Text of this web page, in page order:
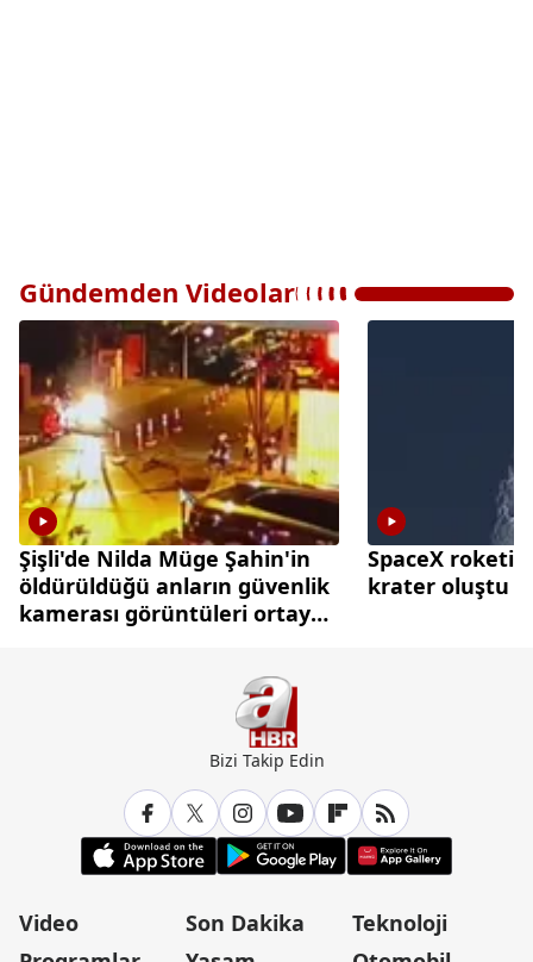
Gündemden Videolar
Şişli'de Nilda Müge Şahin'in
öldürüldüğü anların güvenlik
kamerası görüntüleri ortaya
SpaceX roketi
krater oluştu
Bizi Takip Edin
Video
Son Dakika
Teknoloji